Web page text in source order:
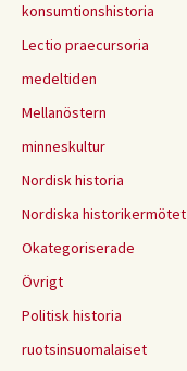
konsumtionshistoria
Lectio praecursoria
medeltiden
Mellanöstern
minneskultur
Nordisk historia
Nordiska historikermötet
Okategoriserade
Övrigt
Politisk historia
ruotsinsuomalaiset